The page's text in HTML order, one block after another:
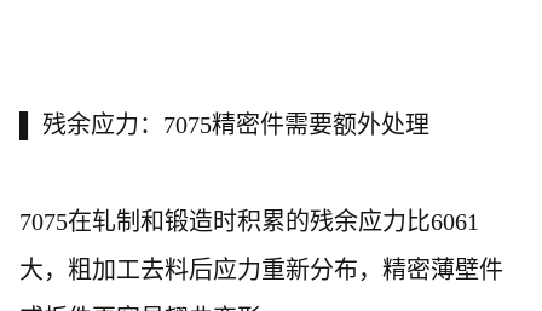
▌ 残余应力：7075精密件需要额外处理
7075在轧制和锻造时积累的残余应力比6061
大，粗加工去料后应力重新分布，精密薄壁件